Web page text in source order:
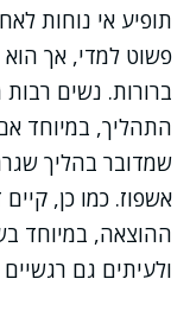
תופיע אי נוחות
פשוט למדי, אך הוא
ברורות. נשים
התהליך, במיוחד
שמדובר בהליך
אשפוז. כמו כן,
ההוצאה, במיוחד
ולעיתים גם